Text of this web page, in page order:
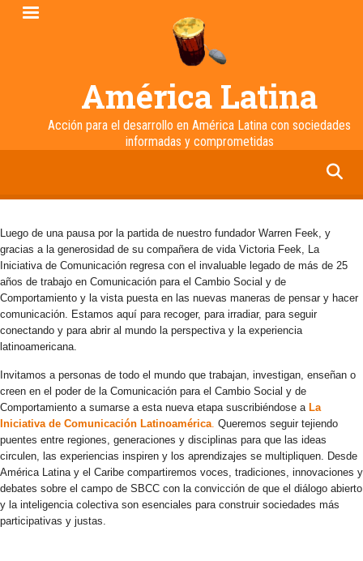
Pasar
América Latina
Acción para el desarrollo en América Latina con sociedades
informadas y comprometidas
Luego de una pausa por la partida de nuestro fundador Warren Feek, y
gracias a la generosidad de su compañera de vida Victoria Feek, La
Iniciativa de Comunicación regresa con el invaluable legado de más de 25
años de trabajo en Comunicación para el Cambio Social y de
Comportamiento y la vista puesta en las nuevas maneras de pensar y hacer
comunicación. Estamos aquí para recoger, para irradiar, para seguir
conectando y para abrir al mundo la perspectiva y la experiencia
latinoamericana.
Invitamos a personas de todo el mundo que trabajan, investigan, enseñan o
creen en el poder de la Comunicación para el Cambio Social y de
Comportamiento a sumarse a esta nueva etapa suscribiéndose a La
Iniciativa de Comunicación Latinoamérica. Queremos seguir tejiendo
puentes entre regiones, generaciones y disciplinas para que las ideas
circulen, las experiencias inspiren y los aprendizajes se multipliquen. Desde
América Latina y el Caribe compartiremos voces, tradiciones, innovaciones y
debates sobre el campo de SBCC con la convicción de que el diálogo abierto
y la inteligencia colectiva son esenciales para construir sociedades más
participativas y justas.